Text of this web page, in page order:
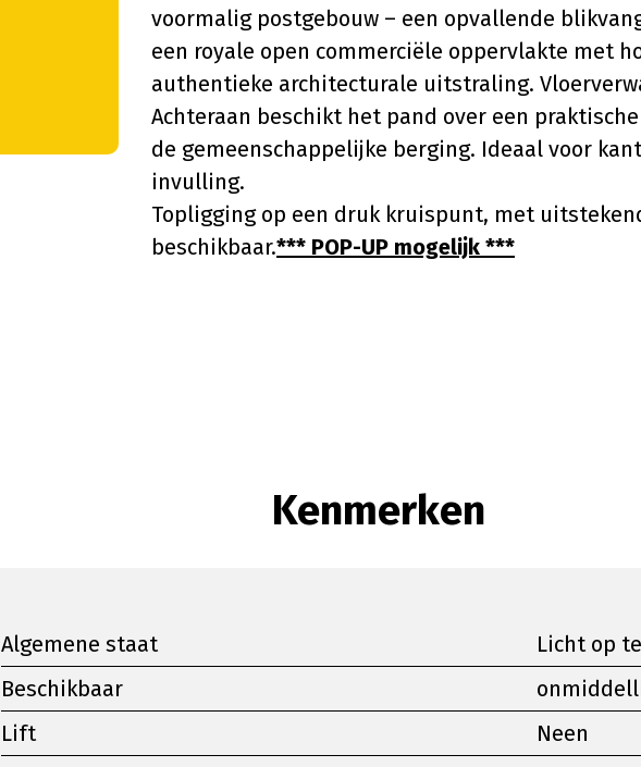
voormalig postgebouw – een opvallende
een royale open commerciële oppervlakte met
authentieke architecturale uitstraling.
Achteraan beschikt het pand over een
de gemeenschappelijke berging. Ideaal voor
invulling.
Topligging op een druk kruispunt, met
beschikbaar.*** POP-UP mogelijk ***
Kenmerken
Algemene staat
Licht op
Beschikbaar
Lift
Neen